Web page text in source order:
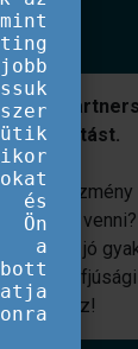
célú
támogatást.
részt
jó
és
Ön
a